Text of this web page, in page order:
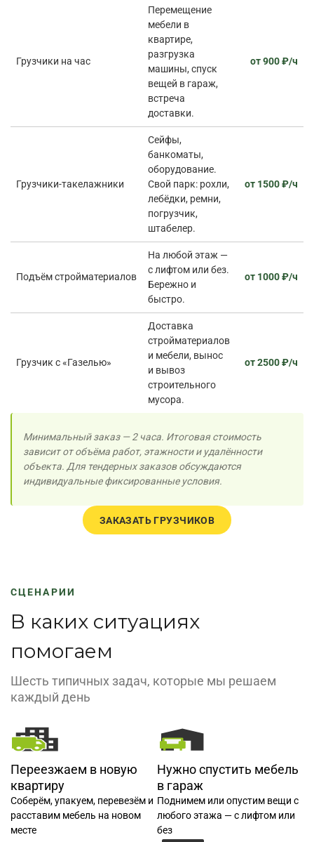
Грузчики на час
Перемещение
мебели в
квартире,
разгрузка
машины, спуск
вещей в гараж,
встреча
доставки.
от 900 ₽/ч
Грузчики-такелажники
Сейфы,
банкоматы,
оборудование.
Свой парк: рохли,
лебёдки, ремни,
погрузчик,
штабелер.
от 1500 ₽/ч
Подъём стройматериалов
На любой этаж —
с лифтом или без.
Бережно и
быстро.
от 1000 ₽/ч
Грузчик с «Газелью»
Доставка
стройматериалов
и мебели, вынос
и вывоз
строительного
мусора.
от 2500 ₽/ч
Минимальный заказ — 2 часа. Итоговая стоимость
зависит от объёма работ, этажности и удалённости
объекта. Для тендерных заказов обсуждаются
индивидуальные фиксированные условия.
ЗАКАЗАТЬ ГРУЗЧИКОВ
СЦЕНАРИИ
В каких ситуациях
помогаем
Шесть типичных задач, которые мы решаем
каждый день
Переезжаем в новую
квартиру
Соберём, упакуем, перевезём и
расставим мебель на новом
месте
Нужно спустить мебель
в гараж
Поднимем или опустим вещи с
любого этажа — с лифтом или
без